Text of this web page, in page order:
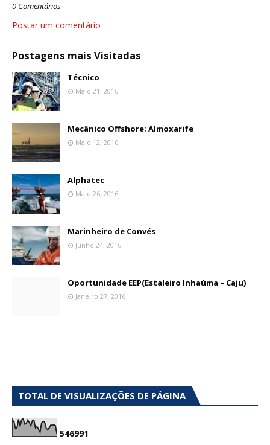
0 Comentários
Postar um comentário
Postagens mais Visitadas
Técnico
Maio 21, 2016
Mecânico Offshore; Almoxarife
Maio 12, 2016
Alphatec
Maio 26, 2016
Marinheiro de Convés
Junho 24, 2016
Oportunidade EEP(Estaleiro Inhaúma – Caju)
Janeiro 27, 2016
TOTAL DE VISUALIZAÇÕES DE PÁGINA
546991